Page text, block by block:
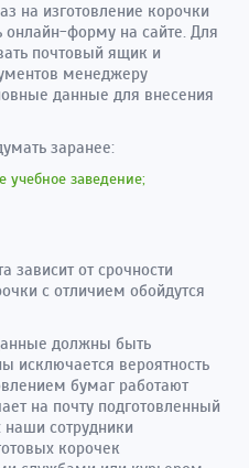
на изготовление корочки
онлайн-форму на сайте. Для
почтовый ящик и
менеджеру
данные для внесения
заранее:
заведение;
зависит от срочности
с отличием обойдутся
должны быть
исключается вероятность
бумаг работают
на почту подготовленный
сотрудники
корочек